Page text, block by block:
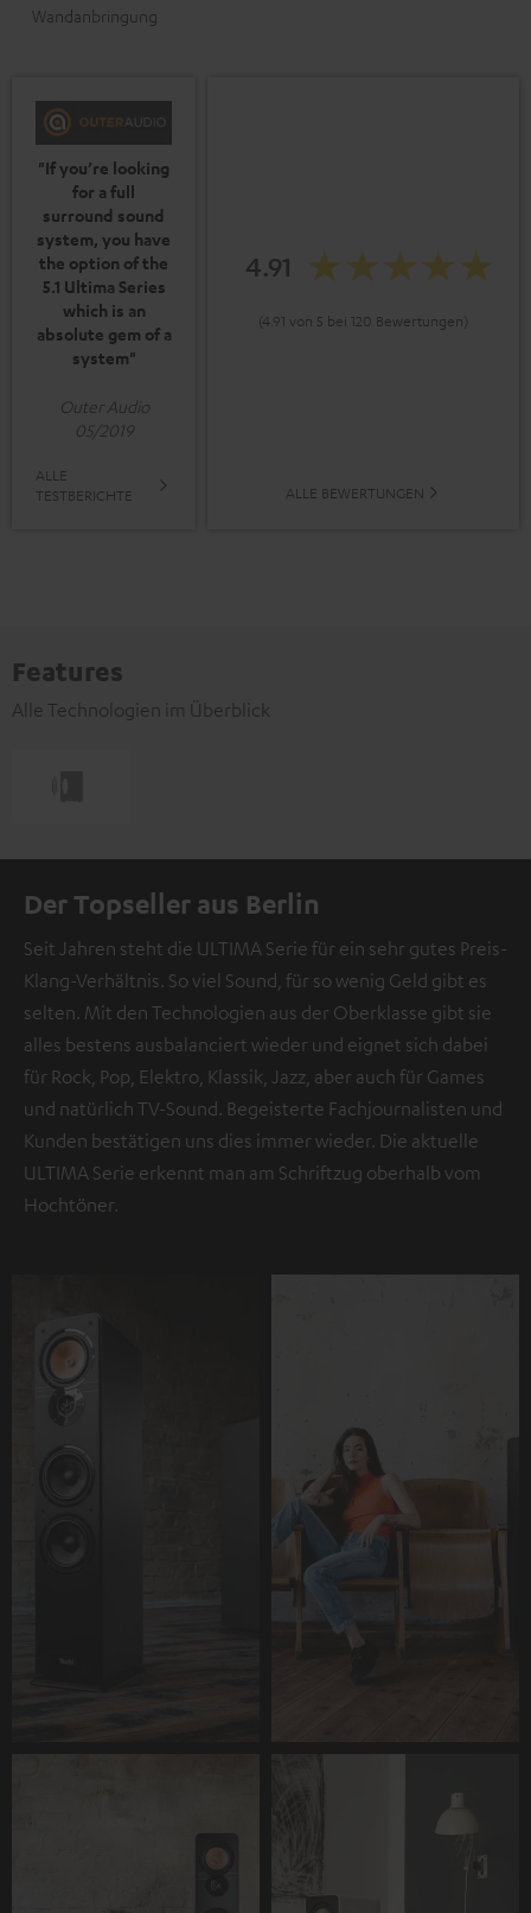
Wandanbringung
"If you’re looking
for a full
surround sound
system, you have
the option of the
5.1 Ultima Series
which is an
absolute gem of a
system"
Outer Audio
05/2019
ALLE
TESTBERICHTE
4.91
(4.91 von 5 bei 120 Bewertungen)
ALLE BEWERTUNGEN
Features
Alle Technologien im Überblick
Der Topseller aus Berlin
Seit Jahren steht die ULTIMA Serie für ein sehr gutes Preis-
Klang-Verhältnis. So viel Sound, für so wenig Geld gibt es
selten. Mit den Technologien aus der Oberklasse gibt sie
alles bestens ausbalanciert wieder und eignet sich dabei
für Rock, Pop, Elektro, Klassik, Jazz, aber auch für Games
und natürlich TV-Sound. Begeisterte Fachjournalisten und
Kunden bestätigen uns dies immer wieder. Die aktuelle
ULTIMA Serie erkennt man am Schriftzug oberhalb vom
Hochtöner.